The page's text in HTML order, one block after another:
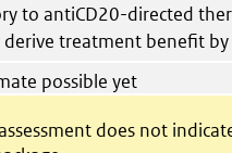
to antiCD20-directed
derive treatment benefit
possible yet
does not